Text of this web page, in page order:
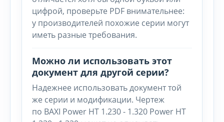
цифрой, проверьте PDF внимательнее:
у производителей похожие серии могут
иметь разные требования.
Можно ли использовать этот
документ для другой серии?
Надежнее использовать документ той
же серии и модификации. Чертеж
по BAXI Power HT 1.230 - 1.320 Power HT